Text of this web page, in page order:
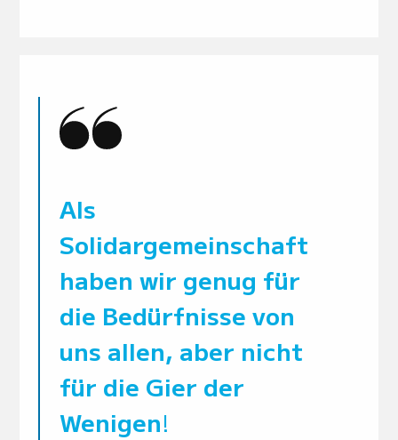
Als
Solidargemeinschaft
haben wir genug für
die Bedürfnisse von
uns allen, aber nicht
für die Gier der
Wenigen!